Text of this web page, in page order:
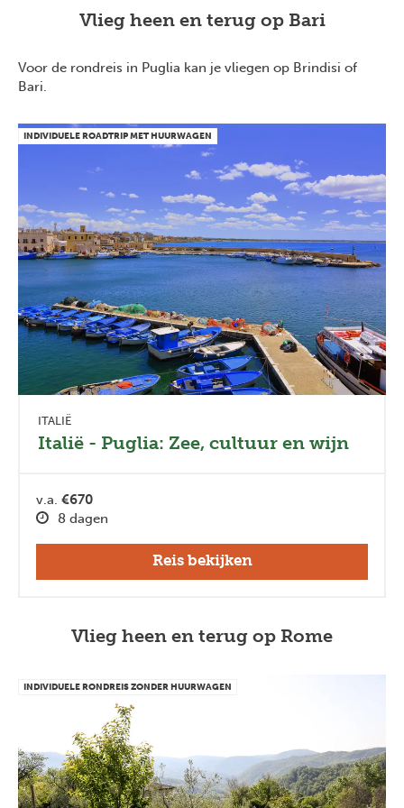
Vlieg heen en terug op Bari
Voor de rondreis in Puglia kan je vliegen op Brindisi of
Bari.
INDIVIDUELE ROADTRIP MET HUURWAGEN
ITALIË
Italië - Puglia: Zee, cultuur en wijn
v.a. €670
8 dagen
Reis bekijken
Vlieg heen en terug op Rome
INDIVIDUELE RONDREIS ZONDER HUURWAGEN